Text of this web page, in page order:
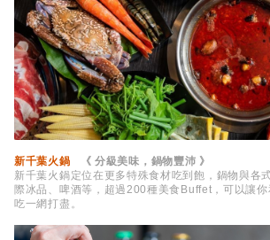
新千葉火鍋
《 分級美味，鍋物豐沛 》
新千葉火鍋定位在更多特殊食材吃到飽，鍋物與各
際冰品、啤酒等，超過200種美食Buffet，可以讓
吃一網打盡。